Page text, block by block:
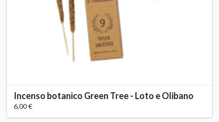
Incenso botanico Green Tree - Loto e Olibano
6,00 €